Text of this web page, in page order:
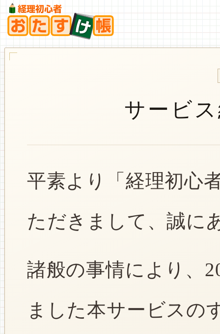
サービ
平素より「経理初心
ただきまして、誠に
諸般の事情により、
ました本サービスの